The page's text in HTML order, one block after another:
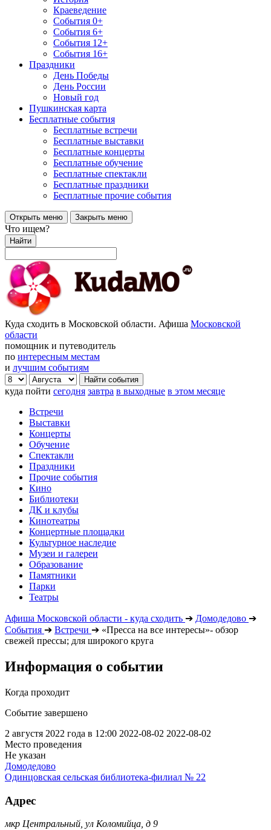
Краеведение
События 0+
События 6+
События 12+
События 16+
Праздники
День Победы
День России
Новый год
Пушкинская карта
Бесплатные события
Бесплатные встречи
Бесплатные выставки
Бесплатные концерты
Бесплатные обучение
Бесплатные спектакли
Бесплатные праздники
Бесплатные прочие события
Открыть меню Закрыть меню
Что ищем?
Найти
Куда сходить в Московской области. Афиша Московской
области
помощник и путеводитель
по интересным местам
и лучшим событиям
куда пойти сегодня завтра в выходные в этом месяце
Встречи
Выставки
Концерты
Обучение
Спектакли
Праздники
Прочие события
Кино
Библиотеки
ДК и клубы
Кинотеатры
Концертные площадки
Культурное наследие
Музеи и галереи
Образование
Памятники
Парки
Театры
Афиша Московской области - куда сходить ➔ Домодедово ➔
События ➔ Встречи ➔ «Пресса на все интересы»- обзор
свежей прессы; для широкого круга
Информация о событии
Когда проходит
Событие завершено
2 августя 2022 года в 12:00 2022-08-02 2022-08-02
Место проведения
Не указан
Домодедово
Одинцовская сельская библиотека-филиал № 22
Адрес
мкр Центральный, ул Коломийца, д 9